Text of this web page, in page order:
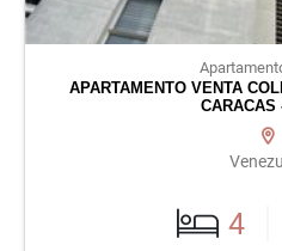
APARTAMENTO VENTA
CARACAS
4